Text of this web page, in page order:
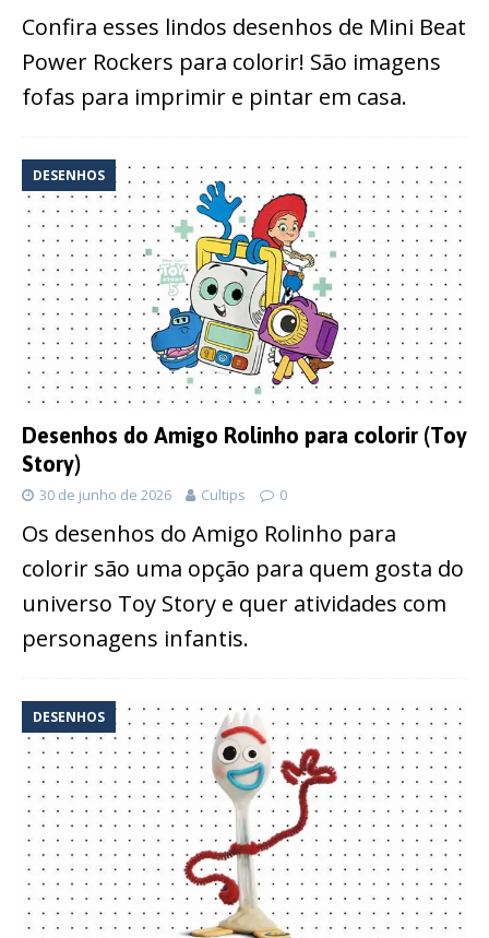
Confira esses lindos desenhos de Mini Beat
Power Rockers para colorir! São imagens
fofas para imprimir e pintar em casa.
DESENHOS
Desenhos do Amigo Rolinho para colorir (Toy
Story)
30 de junho de 2026 Cultips 0
Os desenhos do Amigo Rolinho para
colorir são uma opção para quem gosta do
universo Toy Story e quer atividades com
personagens infantis.
DESENHOS